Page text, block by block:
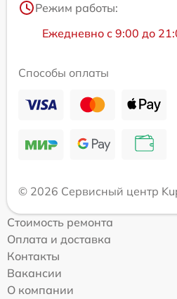
Режим работы:
Ежедневно с 9:00 до
Способы оплаты
© 2026 Сервисный центр
Стоимость ремонта
Оплата и доставка
Контакты
Вакансии
О компании